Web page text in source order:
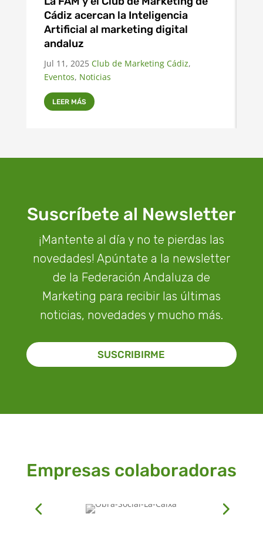
Cádiz acercan la Inteligencia
Artificial al marketing digital
andaluz
Jul 11, 2025 Club de Marketing Cádiz,
Eventos, Noticias
LEER MÁS
Suscríbete al Newsletter
¡Mantente al día y no te pierdas las
novedades! Apúntate a la newsletter
de la Federación Andaluza de
Marketing para recibir las últimas
noticias, novedades y mucho más.
SUSCRIBIRME
Empresas colaboradoras